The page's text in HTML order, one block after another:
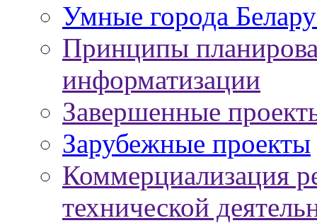
Умные города
Принципы
информатизации
Завершенные
Зарубежные проекты
Коммерциализация
технической